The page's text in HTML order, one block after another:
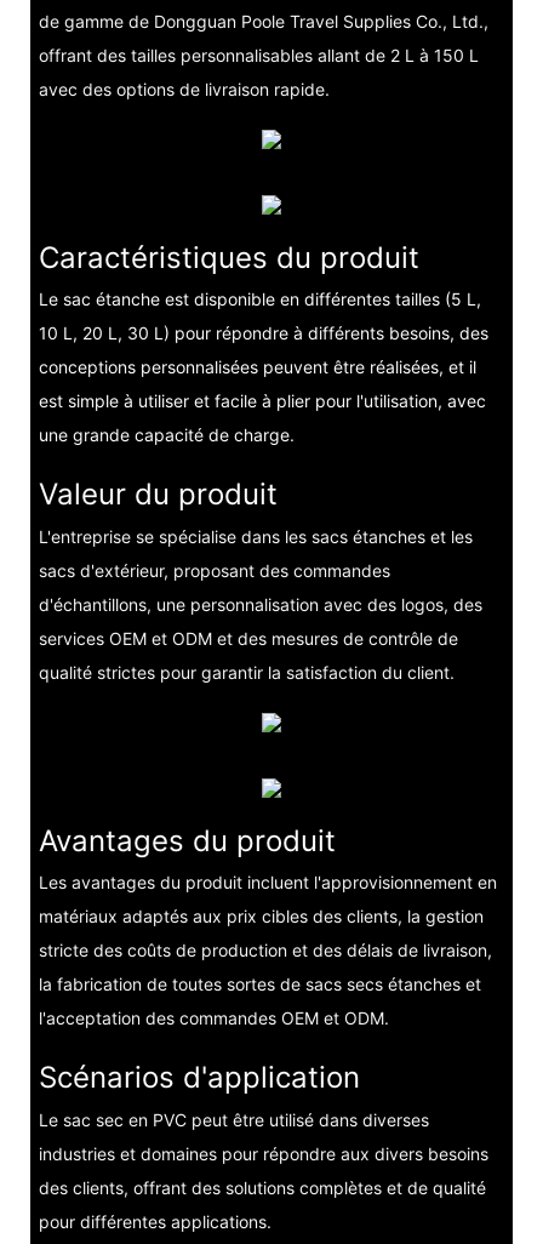
de gamme de Dongguan Poole Travel Supplies Co., Ltd.,
offrant des tailles personnalisables allant de 2 L à 150 L
avec des options de livraison rapide.
Caractéristiques du produit
Le sac étanche est disponible en différentes tailles (5 L,
10 L, 20 L, 30 L) pour répondre à différents besoins, des
conceptions personnalisées peuvent être réalisées, et il
est simple à utiliser et facile à plier pour l'utilisation, avec
une grande capacité de charge.
Valeur du produit
L'entreprise se spécialise dans les sacs étanches et les
sacs d'extérieur, proposant des commandes
d'échantillons, une personnalisation avec des logos, des
services OEM et ODM et des mesures de contrôle de
qualité strictes pour garantir la satisfaction du client.
Avantages du produit
Les avantages du produit incluent l'approvisionnement en
matériaux adaptés aux prix cibles des clients, la gestion
stricte des coûts de production et des délais de livraison,
la fabrication de toutes sortes de sacs secs étanches et
l'acceptation des commandes OEM et ODM.
Scénarios d'application
Le sac sec en PVC peut être utilisé dans diverses
industries et domaines pour répondre aux divers besoins
des clients, offrant des solutions complètes et de qualité
pour différentes applications.